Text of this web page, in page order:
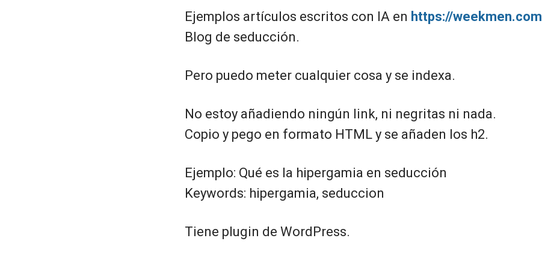
Ejemplos artículos escritos con IA en https://weekmen.com
Blog de seducción.
Pero puedo meter cualquier cosa y se indexa.
No estoy añadiendo ningún link, ni negritas ni nada.
Copio y pego en formato HTML y se añaden los h2.
Ejemplo: Qué es la hipergamia en seducción
Keywords: hipergamia, seduccion
Tiene plugin de WordPress.